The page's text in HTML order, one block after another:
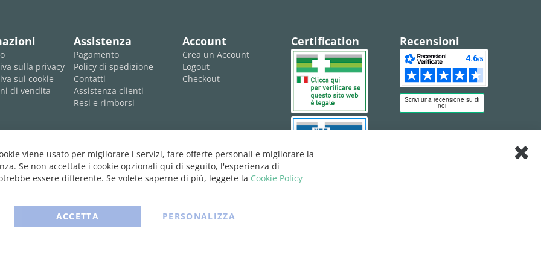
sulla privacy
sui cookie
di vendita
Assistenza
Pagamento
Policy di spedizione
Contatti
Assistenza clienti
Resi e rimborsi
Account
Crea un Account
Logout
Checkout
Certification Recensioni
viene usato per migliorare i servizi, fare offerte personali e migliorare la
Se non accettate i cookie opzionali qui di seguito, l'esperienza di
essere differente. Se volete saperne di più, leggete la Cookie Policy
ACCETTA PERSONALIZZA